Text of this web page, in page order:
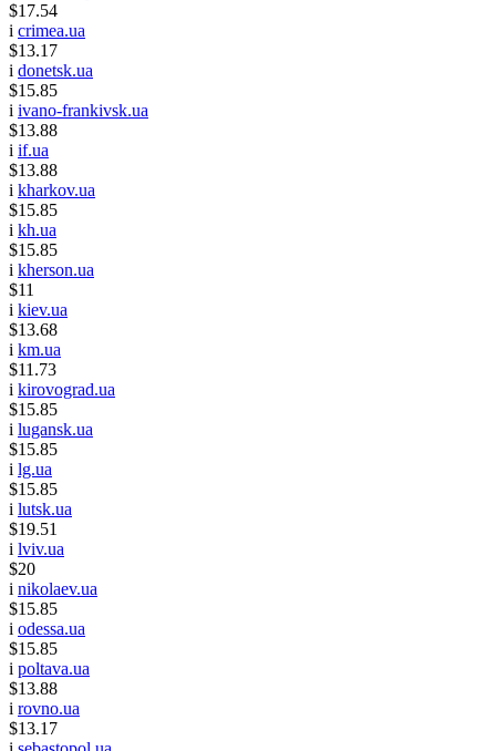
$17.54
i crimea.ua
$13.17
i donetsk.ua
$15.85
i ivano-frankivsk.ua
$13.88
i if.ua
$13.88
i kharkov.ua
$15.85
i kh.ua
$15.85
i kherson.ua
$11
i kiev.ua
$13.68
i km.ua
$11.73
i kirovograd.ua
$15.85
i lugansk.ua
$15.85
i lg.ua
$15.85
i lutsk.ua
$19.51
i lviv.ua
$20
i nikolaev.ua
$15.85
i odessa.ua
$15.85
i poltava.ua
$13.88
i rovno.ua
$13.17